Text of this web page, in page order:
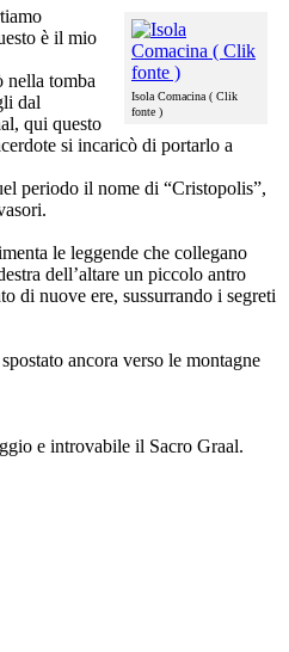
Isola Comacina ( Clik
fonte )
è il mio
nella tomba
dal
qui questo
si incaricò di portarlo a
periodo il nome di “Cristopolis”,
le leggende che collegano
dell’altare un piccolo antro
di nuove ere, sussurrando i segreti
ancora verso le montagne
e introvabile il Sacro Graal.